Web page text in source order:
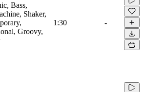
Bass,
Shaker,
Groovy,
1:30 -